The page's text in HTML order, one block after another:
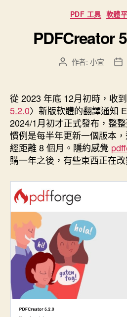
分
類
PDF 工具 軟體
PDFCreator
文
者
作者: 小宜
文
佈
日
期
從 2023 年底 12月初時，收
5.2.0〉新版軟體的翻譯通知
2024/1月初才正式發布，整
慣例是每半年更新一個版本
經距離 8 個月。隱約感覺
購一年之後，有些東西正在改